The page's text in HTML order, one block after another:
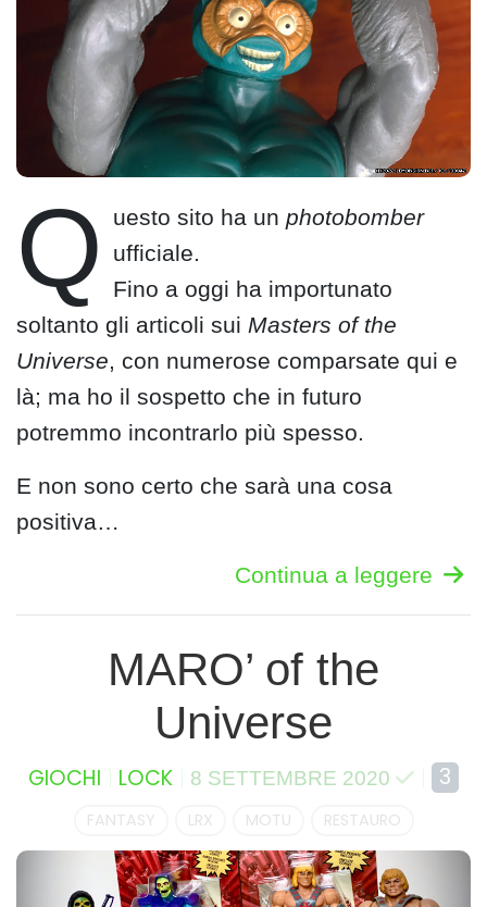
Q uesto sito ha unphotobomber
ufficiale.
Fino a oggi ha importunato
soltanto gli articoli sui Masters of the
Universe, con numerose comparsate qui e
là; ma ho il sospetto che in futuro
potremmo incontrarlo più spesso.
E non sono certo che sarà una cosa
positiva…
Continua a leggere
MARO’ of the
Universe
GIOCHI LOCK 8 SETTEMBRE 2020 3
FANTASY LRX MOTU RESTAURO